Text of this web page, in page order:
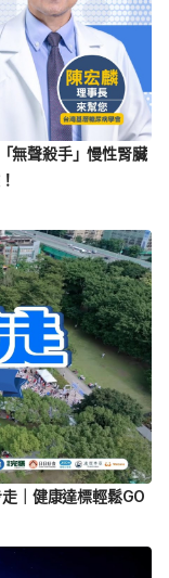
無聲殺手」慢性腎臟
｜健康達標輕鬆GO